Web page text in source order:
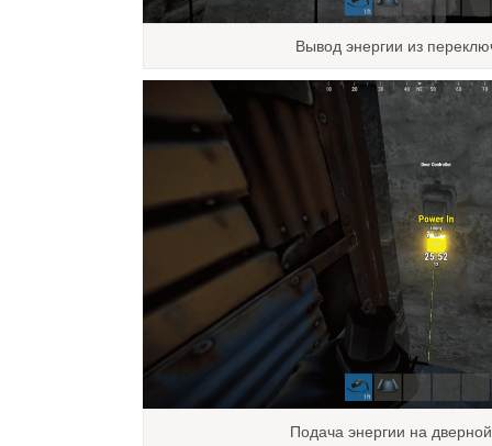
Вывод энергии из
Подача энергии на